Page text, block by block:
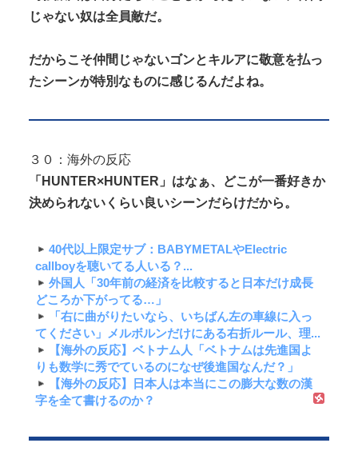
じゃない奴は全員敵だ。
だからこそ仲間じゃないゴンとキルアに敬意を払っ
たシーンが特別なものに感じるんだよね。
３０：海外の反応
「HUNTER×HUNTER」はなぁ、どこが一番好きか
決められないくらい良いシーンだらけだから。
40代以上限定サブ：BABYMETALやElectric
callboyを聴いてる人いる？...
外国人「30年前の経済を比較すると日本だけ成長
どころか下がってる…」
「右に曲がりたいなら、いちばん左の車線に入っ
てください」メルボルンだけにある右折ルール、理...
【海外の反応】ベトナム人「ベトナムは先進国よ
りも数学に秀でているのになぜ後進国なんだ？」
【海外の反応】日本人は本当にこの膨大な数の漢
字を全て書けるのか？